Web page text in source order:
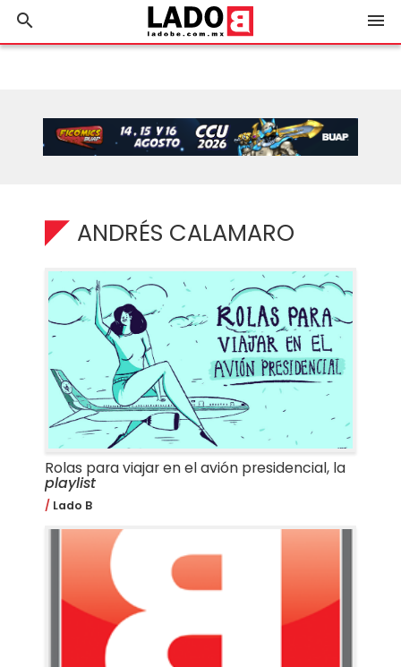
search menu
ANDRÉS CALAMARO
Rolas para viajar en el avión presidencial, la
playlist
Lado B